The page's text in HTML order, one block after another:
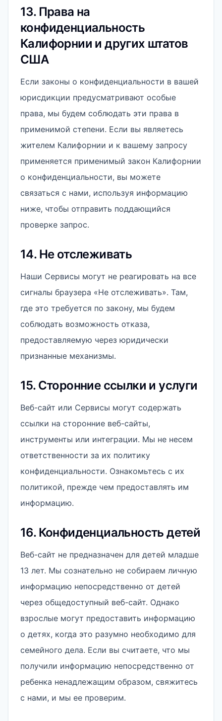
13. Права на
конфиденциальность
Калифорнии и других штатов
США
Если законы о конфиденциальности в вашей
юрисдикции предусматривают особые
права, мы будем соблюдать эти права в
применимой степени. Если вы являетесь
жителем Калифорнии и к вашему запросу
применяется применимый закон Калифорнии
о конфиденциальности, вы можете
связаться с нами, используя информацию
ниже, чтобы отправить поддающийся
проверке запрос.
14. Не отслеживать
Наши Сервисы могут не реагировать на все
сигналы браузера «Не отслеживать». Там,
где это требуется по закону, мы будем
соблюдать возможность отказа,
предоставляемую через юридически
признанные механизмы.
15. Сторонние ссылки и услуги
Веб-сайт или Сервисы могут содержать
ссылки на сторонние веб-сайты,
инструменты или интеграции. Мы не несем
ответственности за их политику
конфиденциальности. Ознакомьтесь с их
политикой, прежде чем предоставлять им
информацию.
16. Конфиденциальность детей
Веб-сайт не предназначен для детей младше
13 лет. Мы сознательно не собираем личную
информацию непосредственно от детей
через общедоступный веб-сайт. Однако
взрослые могут предоставить информацию
о детях, когда это разумно необходимо для
семейного дела. Если вы считаете, что мы
получили информацию непосредственно от
ребенка ненадлежащим образом, свяжитесь
с нами, и мы ее проверим.